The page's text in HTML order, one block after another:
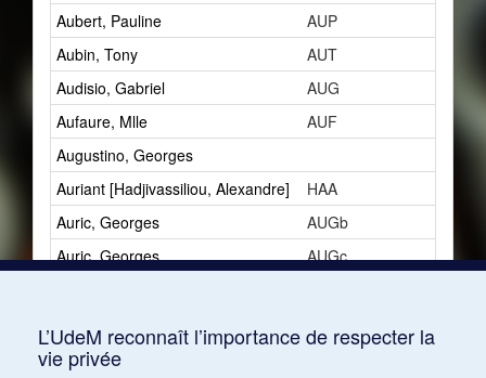
Aubert, Pauline
AUP
Aubin, Tony
AUT
Audisio, Gabriel
AUG
Aufaure, Mlle
AUF
Augustino, Georges
Auriant [Hadjivassiliou, Alexandre]
HAA
Auric, Georges
AUGb
Auric, Georges
AUGc
3
Azpiri, Munoz
L’UdeM reconnaît l’importance de respecter la
vie privée